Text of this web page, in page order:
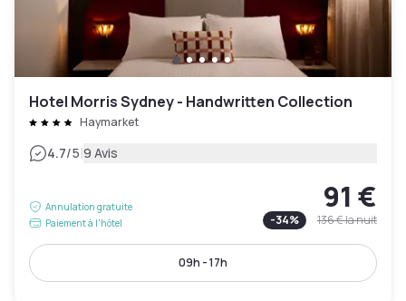
Hotel Morris Sydney - Handwritten Collection
Haymarket
4.7/5|9 Avis
Annulation gratuite
Paiement à l'hôtel
91 €
-34% 136 €la nuit
09h - 17h